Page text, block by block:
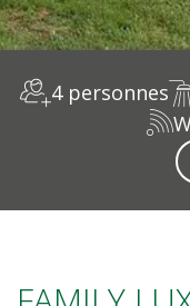
4 personnes